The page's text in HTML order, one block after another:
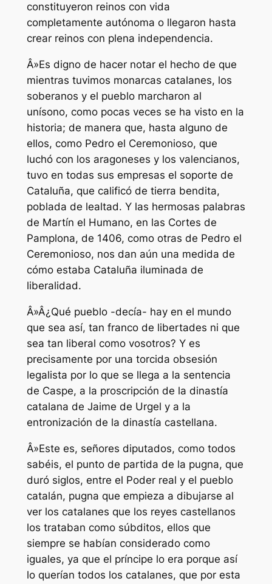
constituyeron reinos con vida
completamente autónoma o llegaron hasta
crear reinos con plena independencia.
Â»Es digno de hacer notar el hecho de que
mientras tuvimos monarcas catalanes, los
soberanos y el pueblo marcharon al
unísono, como pocas veces se ha visto en la
historia; de manera que, hasta alguno de
ellos, como Pedro el Ceremonioso, que
luchó con los aragoneses y los valencianos,
tuvo en todas sus empresas el soporte de
Cataluña, que calificó de tierra bendita,
poblada de lealtad. Y las hermosas palabras
de Martín el Humano, en las Cortes de
Pamplona, de 1406, como otras de Pedro el
Ceremonioso, nos dan aún una medida de
cómo estaba Cataluña iluminada de
liberalidad.
Â»Â¿Qué pueblo -decía- hay en el mundo
que sea así, tan franco de libertades ni que
sea tan liberal como vosotros? Y es
precisamente por una torcida obsesión
legalista por lo que se llega a la sentencia
de Caspe, a la proscripción de la dinastía
catalana de Jaime de Urgel y a la
entronización de la dinastía castellana.
Â»Este es, señores diputados, como todos
sabéis, el punto de partida de la pugna, que
duró siglos, entre el Poder real y el pueblo
catalán, pugna que empieza a dibujarse al
ver los catalanes que los reyes castellanos
los trataban como súbditos, ellos que
siempre se habían considerado como
iguales, ya que el príncipe lo era porque así
lo querían todos los catalanes, que por esta